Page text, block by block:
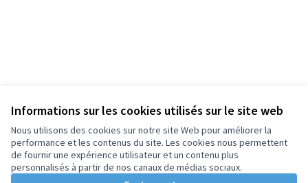
Informations sur les cookies utilisés sur le site web
Nous utilisons des cookies sur notre site Web pour améliorer la
performance et les contenus du site. Les cookies nous permettent
de fournir une expérience utilisateur et un contenu plus
personnalisés à partir de nos canaux de médias sociaux.